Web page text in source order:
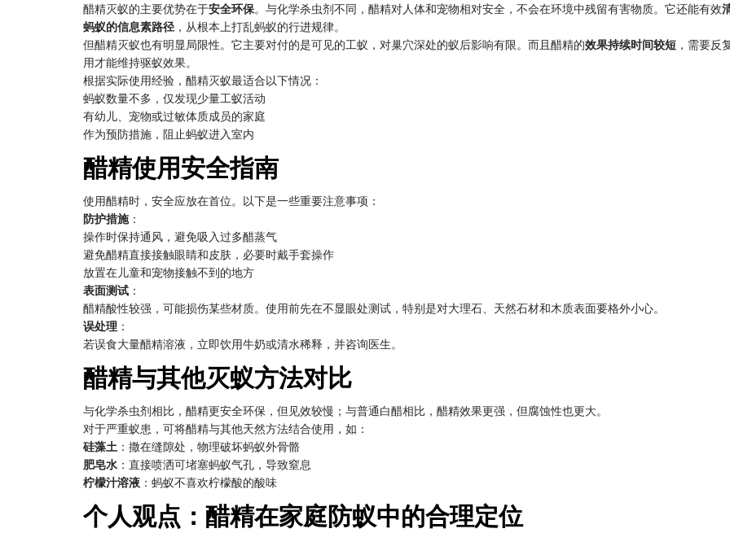
醋精灭蚁的主要优势在于安全环保。与化学杀虫剂不同，醋精对人体和宠物相对安全，不会在环境中残留有害物质。它还能有效
蚂蚁的信息素路径 ，从根本上打乱蚂蚁的行进规律。
但醋精灭蚁也有明显局限性。它主要对付的是可见的工蚁，对巢穴深处的蚁后影响有限。而且醋精的效果持续时间较短 ，需要反
用才能维持驱蚁效果。
根据实际使用经验，醋精灭蚁最适合以下情况：
蚂蚁数量不多，仅发现少量工蚁活动
有幼儿、宠物或过敏体质成员的家庭
作为预防措施，阻止蚂蚁进入室内
醋精使用安全指南
使用醋精时，安全应放在首位。以下是一些重要注意事项：
防护措施：
操作时保持通风，避免吸入过多醋蒸气
避免醋精直接接触眼睛和皮肤，必要时戴手套操作
放置在儿童和宠物接触不到的地方
表面测试 ：
醋精酸性较强，可能损伤某些材质。使用前先在不显眼处测试，特别是对大理石、天然石材和木质表面要格外小心。
误处理 ：
若误食大量醋精溶液，立即饮用牛奶或清水稀释，并咨询医生。
醋精与其他灭蚁方法对比
与化学杀虫剂相比，醋精更安全环保，但见效较慢；与普通白醋相比，醋精效果更强，但腐蚀性也更大。
对于严重蚁患，可将醋精与其他天然方法结合使用，如：
硅藻土 ：撒在缝隙处，物理破坏蚂蚁外骨骼
肥皂水 ：直接喷洒可堵塞蚂蚁气孔，导致窒息
柠檬汁溶液 ：蚂蚁不喜欢柠檬酸的酸味
个人观点：醋精在家庭防蚁中的合理定位